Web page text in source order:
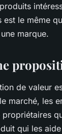
est le même
marque.
de valeur
marché, les
qui les